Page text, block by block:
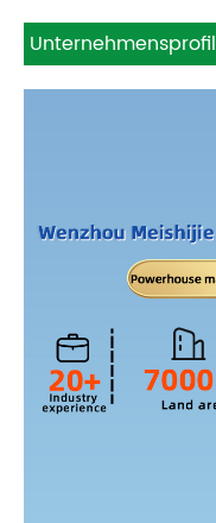
Unternehmensprofil